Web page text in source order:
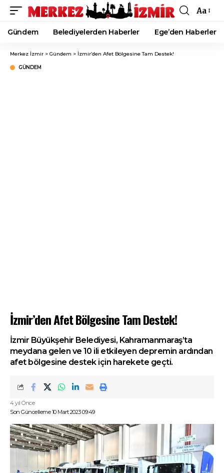
Font
Resizer
Aa
Gündem Belediyelerden Haberler Ege’den Haberler
Merkez İzmir > Gündem > İzmir’den Afet Bölgesine Tam Destek!
GÜNDEM
İzmir’den Afet Bölgesine Tam Destek!
İzmir Büyükşehir Belediyesi, Kahramanmaraş’ta
meydana gelen ve 10 ili etkileyen depremin ardından
afet bölgesine destek için harekete geçti.
Son Güncelleme 10 Mart 2023 09:49
4 yıl Önce